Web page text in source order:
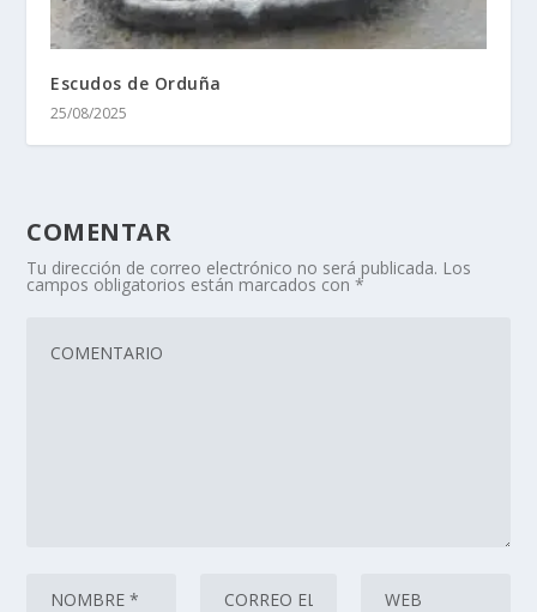
Escudos de Orduña
25/08/2025
COMENTAR
Tu dirección de correo electrónico no será publicada. Los
campos obligatorios están marcados con*